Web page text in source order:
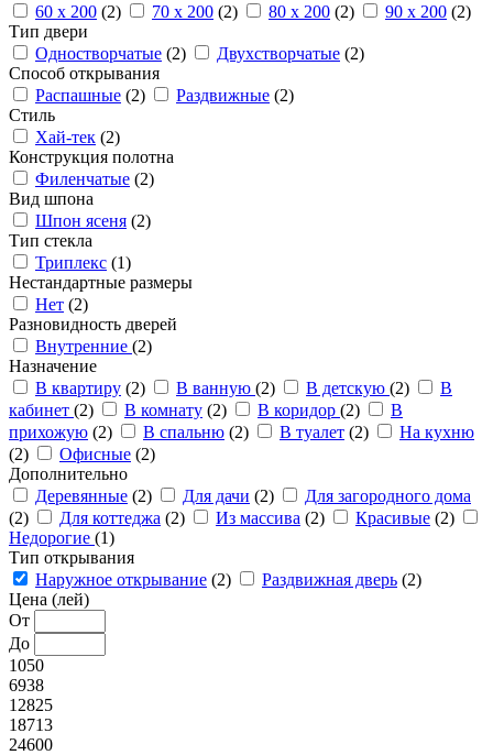
60 x 200 (2) 70 x 200 (2) 80 x 200 (2) 90 x 200 (2)
Тип двери
Одностворчатые (2) Двухстворчатые (2)
Способ открывания
Распашные (2) Раздвижные (2)
Стиль
Хай-тек (2)
Конструкция полотна
Филенчатые (2)
Вид шпона
Шпон ясеня (2)
Тип стекла
Триплекс (1)
Нестандартные размеры
Нет (2)
Разновидность дверей
Внутренние (2)
Назначение
В квартиру (2) В ванную (2) В детскую (2)
В
кабинет (2) В комнату (2) В коридор (2)
В
прихожую (2) В спальню (2) В туалет (2)
На кухню
(2)
Офисные (2)
Дополнительно
Деревянные (2) Для дачи (2)
Для загородного дома
(2)
Для коттеджа (2) Из массива (2) Красивые (2)
Недорогие (1)
Тип открывания
Наружное открывание (2) Раздвижная дверь (2)
Цена (лей)
От
До
1050
6938
12825
18713
24600